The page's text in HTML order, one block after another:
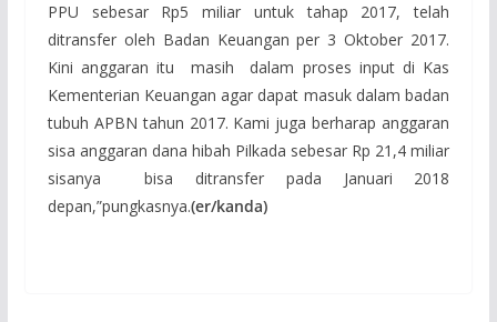
PPU sebesar Rp5 miliar untuk tahap 2017, telah
ditransfer oleh Badan Keuangan per 3 Oktober 2017.
Kini anggaran itu masih dalam proses input di Kas
Kementerian Keuangan agar dapat masuk dalam badan
tubuh APBN tahun 2017. Kami juga berharap anggaran
sisa anggaran dana hibah Pilkada sebesar Rp 21,4 miliar
sisanya bisa ditransfer pada Januari 2018
depan,”pungkasnya.(er/kanda)